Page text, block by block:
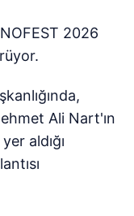
2026
Ali Nart'ın
aldığı